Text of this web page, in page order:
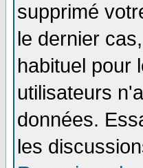
supprimé
le dernier
habituel pour
utilisateurs
données.
les